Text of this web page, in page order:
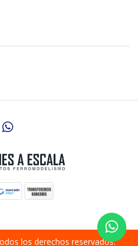
los derechos reservados.